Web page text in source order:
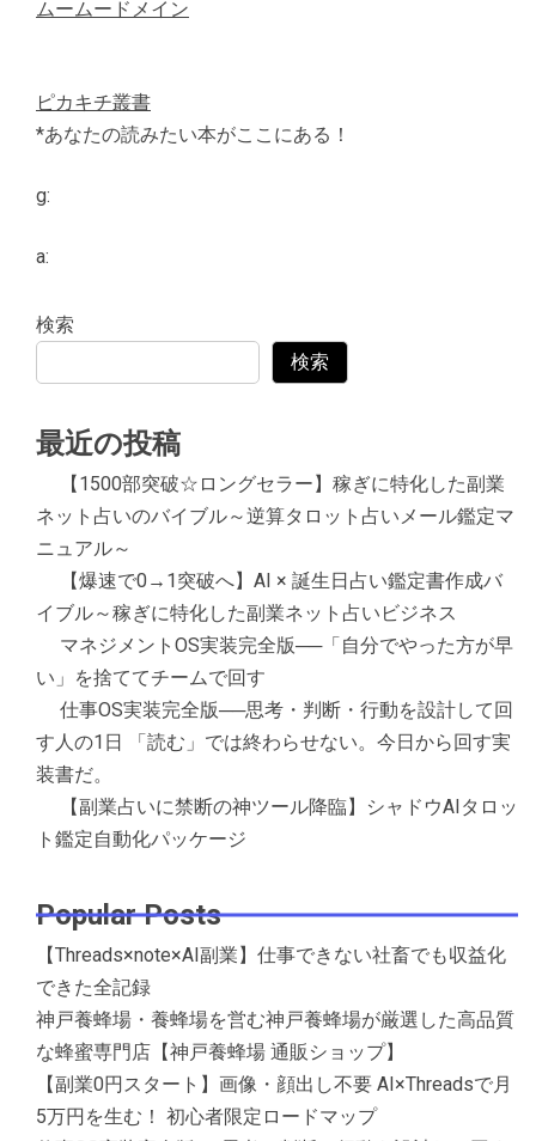
ムームードメイン
ピカキチ叢書
*あなたの読みたい本がここにある！
g:
a:
検索
検索
最近の投稿
【1500部突破☆ロングセラー】稼ぎに特化した副業
ネット占いのバイブル～逆算タロット占いメール鑑定マ
ニュアル～
【爆速で0→1突破へ】AI × 誕生日占い鑑定書作成バ
イブル～稼ぎに特化した副業ネット占いビジネス
マネジメントOS実装完全版──「自分でやった方が早
い」を捨ててチームで回す
仕事OS実装完全版──思考・判断・行動を設計して回
す人の1日 「読む」では終わらせない。今日から回す実
装書だ。
【副業占いに禁断の神ツール降臨】シャドウAIタロッ
ト鑑定自動化パッケージ
Popular Posts
【Threads×note×AI副業】仕事できない社畜でも収益化
できた全記録
神戸養蜂場・養蜂場を営む神戸養蜂場が厳選した高品質
な蜂蜜専門店【神戸養蜂場 通販ショップ】
【副業0円スタート】画像・顔出し不要 AI×Threadsで月
5万円を生む！ 初心者限定ロードマップ